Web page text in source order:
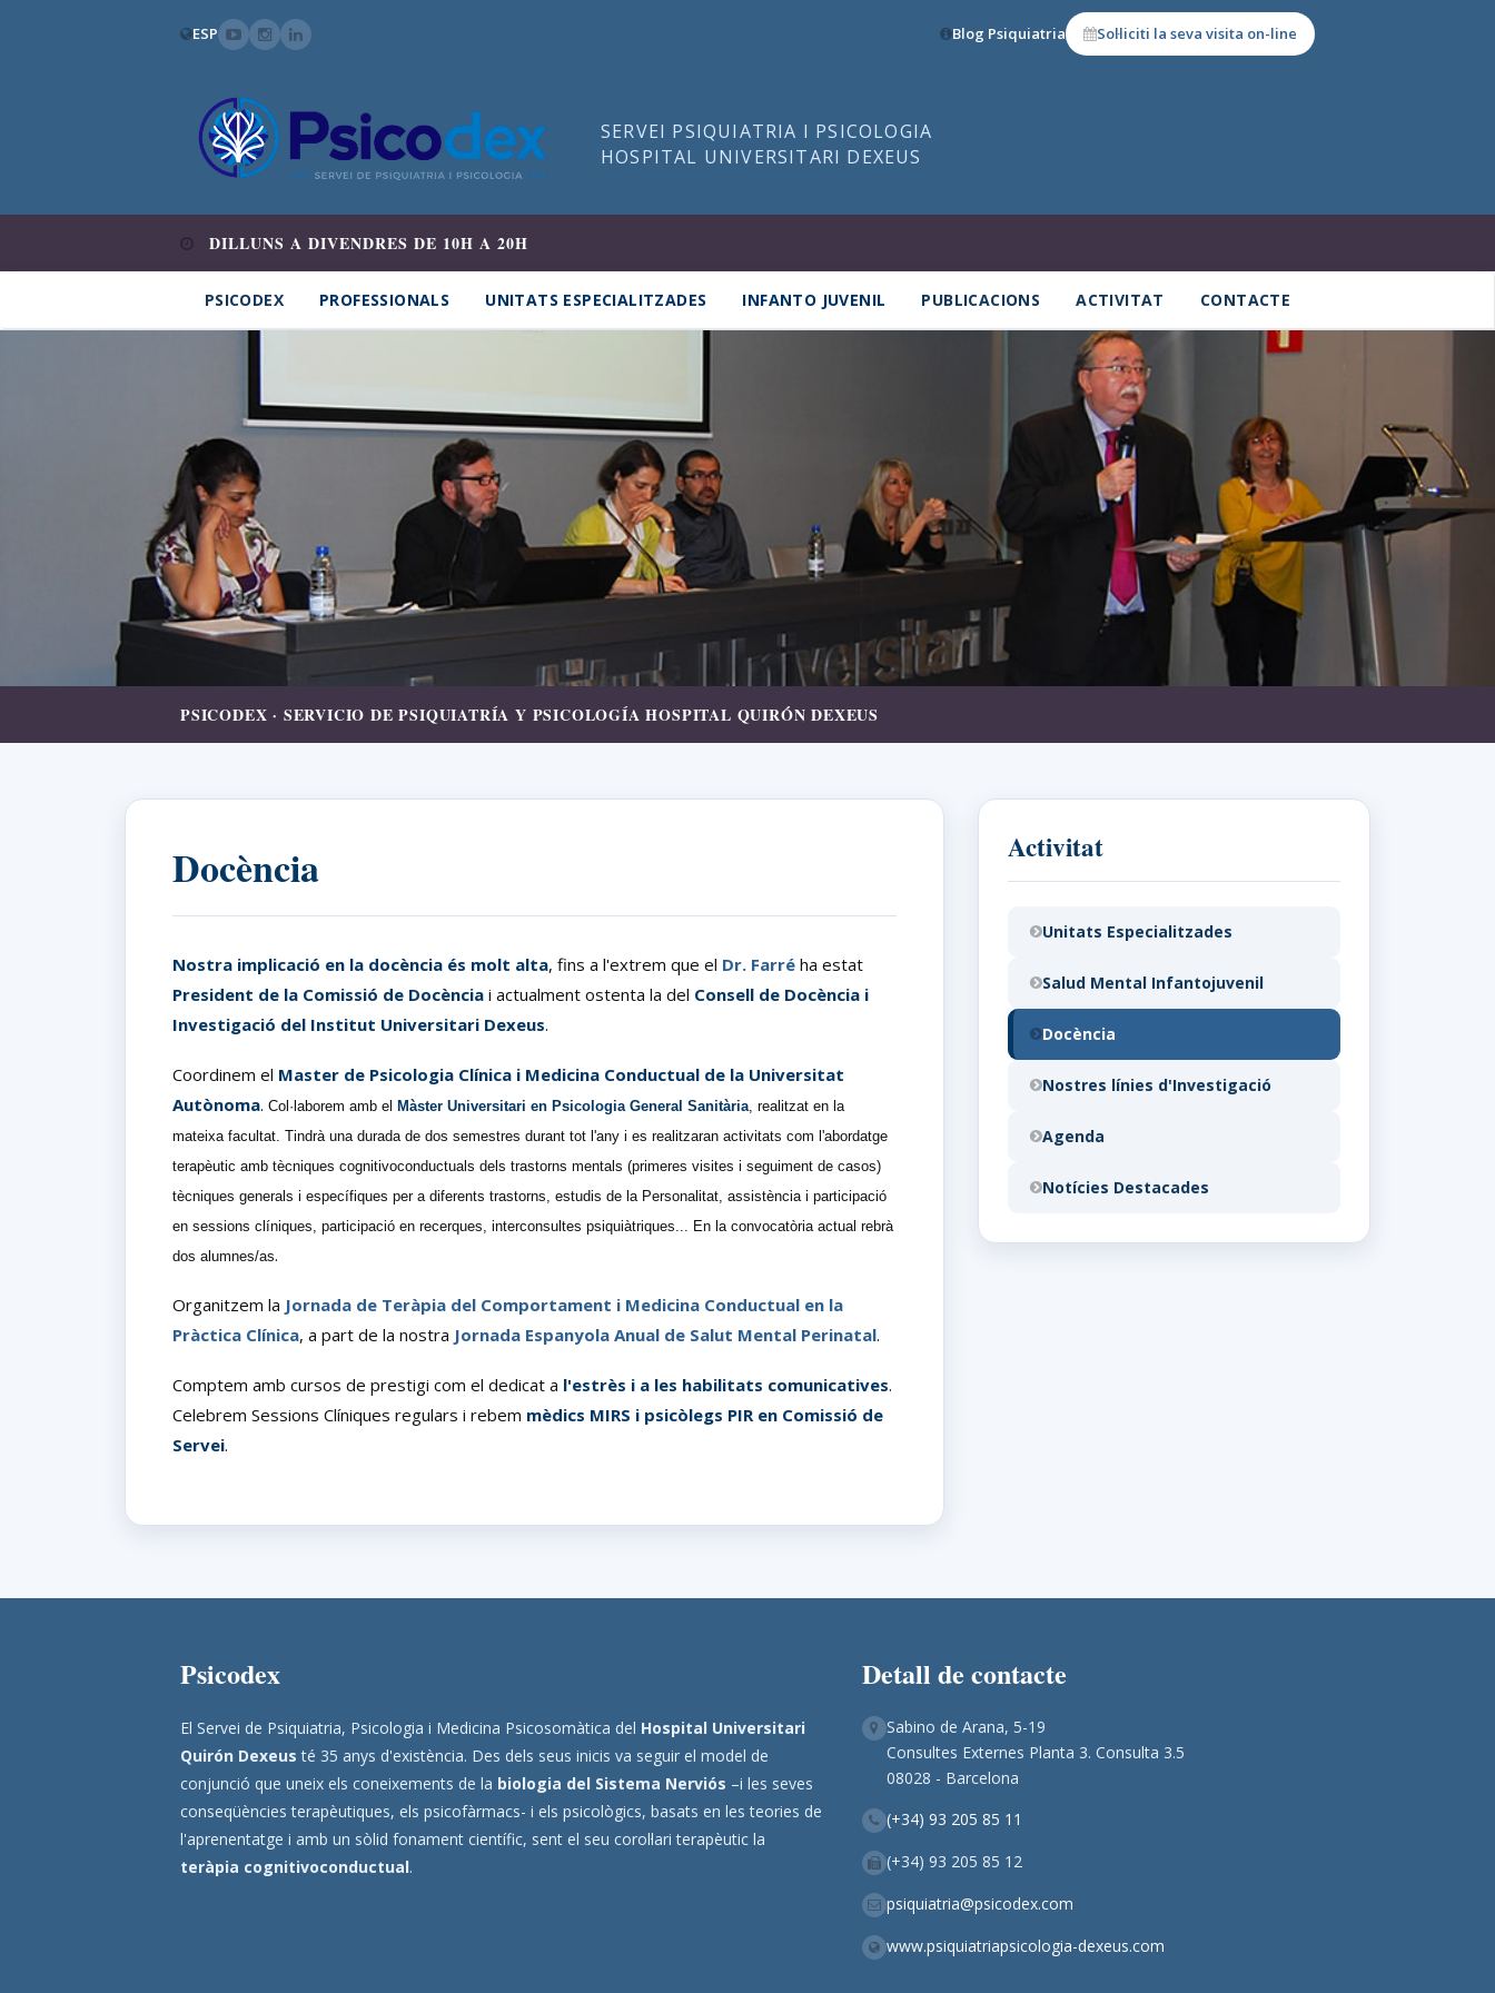
ESP Blog Psiquiatria Sol·liciti la seva visita on-line
SERVEI PSIQUIATRIA I PSICOLOGIA
HOSPITAL UNIVERSITARI DEXEUS
DILLUNS A DIVENDRES DE 10H A 20H
PSICODEX PROFESSIONALS UNITATS ESPECIALITZADES INFANTO JUVENIL PUBLICACIONS ACTIVITAT CONTACTE
PSICODEX · SERVICIO DE PSIQUIATRÍA Y PSICOLOGÍA HOSPITAL QUIRÓN DEXEUS
Docència
Nostra implicació en la docència és molt alta, fins a l'extrem que el Dr. Farré ha estat
President de la Comissió de Docència i actualment ostenta la del Consell de Docència i
Investigació del Institut Universitari Dexeus.
Coordinem el Master de Psicologia Clínica i Medicina Conductual de la Universitat
Autònoma. Col·laborem amb el Màster Universitari en Psicologia General Sanitària , realitzat en la
mateixa facultat. Tindrà una durada de dos semestres durant tot l'any i es realitzaran activitats com l'abordatge
terapèutic amb tècniques cognitivoconductuals dels trastorns mentals (primeres visites i seguiment de casos)
tècniques generals i específiques per a diferents trastorns, estudis de la Personalitat, assistència i participació
en sessions clíniques, participació en recerques, interconsultes psiquiàtriques... En la convocatòria actual rebrà
dos alumnes/as.
Organitzem la Jornada de Teràpia del Comportament i Medicina Conductual en la
Pràctica Clínica, a part de la nostra Jornada Espanyola Anual de Salut Mental Perinatal.
Comptem amb cursos de prestigi com el dedicat a l'estrès i a les habilitats comunicatives.
Celebrem Sessions Clíniques regulars i rebem mèdics MIRS i psicòlegs PIR en Comissió de
Servei.
Activitat
Unitats Especialitzades
Salud Mental Infantojuvenil
Docència
Nostres línies d'Investigació
Agenda
Notícies Destacades
Psicodex
El Servei de Psiquiatria, Psicologia i Medicina Psicosomàtica del Hospital Universitari
Quirón Dexeus té 35 anys d'existència. Des dels seus inicis va seguir el model de
conjunció que uneix els coneixements de la biologia del Sistema Nerviós –i les seves
conseqüències terapèutiques, els psicofàrmacs- i els psicològics, basats en les teories de
l'aprenentatge i amb un sòlid fonament científic, sent el seu corol·lari terapèutic la
teràpia cognitivoconductual.
Detall de contacte
Sabino de Arana, 5-19
Consultes Externes Planta 3. Consulta 3.5
08028 - Barcelona
(+34) 93 205 85 11
(+34) 93 205 85 12
psiquiatria@psicodex.com
www.psiquiatriapsicologia-dexeus.com